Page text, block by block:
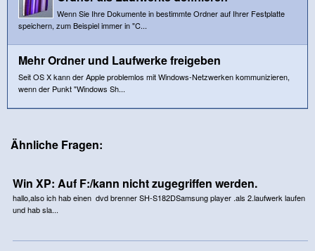
Wenn Sie Ihre Dokumente in bestimmte Ordner auf Ihrer Festplatte
speichern, zum Beispiel immer in "C...
Mehr Ordner und Laufwerke freigeben
Seit OS X kann der Apple problemlos mit Windows-Netzwerken kommunizieren,
wenn der Punkt "Windows Sh...
Ähnliche Fragen:
Win XP: Auf F:/kann nicht zugegriffen werden.
hallo,also ich hab einen dvd brenner SH-S182DSamsung player .als 2.laufwerk laufen
und hab sla...